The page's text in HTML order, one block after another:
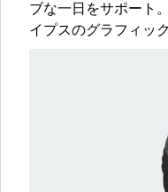
ブな一日をサポート
イプスのグラフィッ